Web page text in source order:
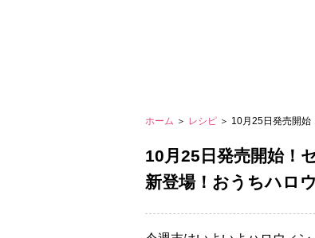
ホーム ＞ レシピ ＞ 10月25日発売開
10月25日発売開始！
新登場！おうちハロ